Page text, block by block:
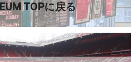
TOPに戻る